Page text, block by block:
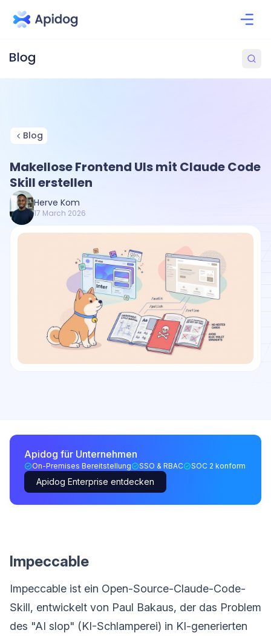
Blog
Makellose Frontend UIs mit Claude Code
Skill erstellen
Herve Kom
17 March 2026
Apidog für Unternehmen
On-Premises Bereitstellung SSO & RBAC SOC 2 konform
Apidog Enterprise entdecken
Impeccable
Impeccable ist ein Open-Source-Claude-Code-
Skill, entwickelt von Paul Bakaus, der das Problem
des "AI slop" (KI-Schlamperei) in KI-generierten